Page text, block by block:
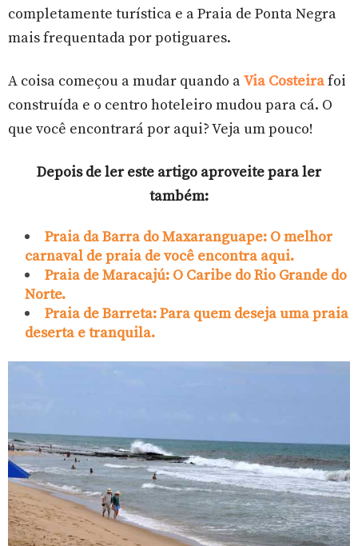
completamente turística e a Praia de Ponta Negra
mais frequentada por potiguares.
A coisa começou a mudar quando aVia Costeirafoi
construída e o centro hoteleiro mudou para cá. O
que você encontrará por aqui? Veja um pouco!
Depois de ler este artigo aproveite para ler
também:
Praia da Barra do Maxaranguape: O melhor
carnaval de praia de você encontra aqui.
Praia de Maracajú: O Caribe do Rio Grande do
Norte.
Praia de Barreta: Para quem deseja uma praia
deserta e tranquila.